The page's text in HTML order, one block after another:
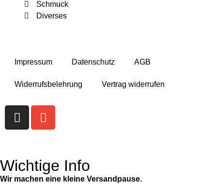
Schmuck
Diverses
Impressum Datenschutz AGB
Widerrufsbelehrung Vertrag widerrufen
Wichtige Info
Wir machen eine kleine Versandpause.